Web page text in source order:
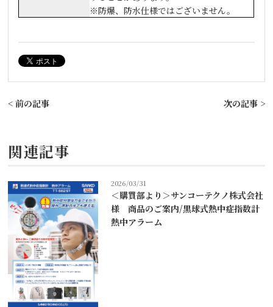
※防爆、防水仕様ではございません。
< 前の記事 次の記事 >
関連記事
2026/03/31
＜購買部より＞サンコーテクノ株式会社
様 商品のご案内/黒球式熱中症指数計
熱中アラーム